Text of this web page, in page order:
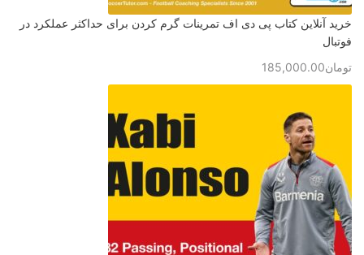
خرید آنلاین کتاب پی دی اف تمرینات گرم کردن برای حداکثر عملکرد در
فوتبال
تومان185,000.00